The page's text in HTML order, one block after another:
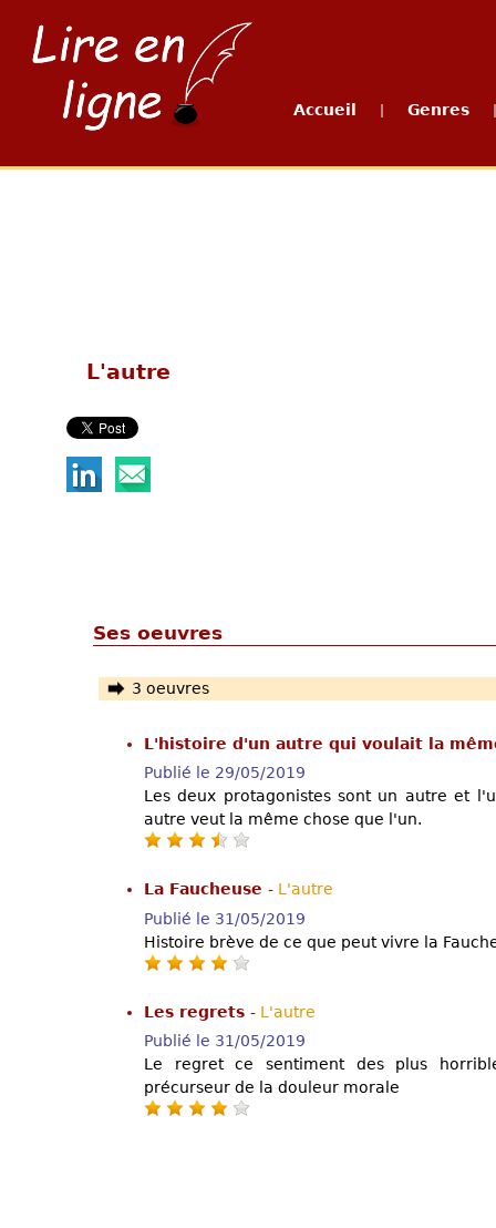
Accueil Genres
L'autre
Ses oeuvres
3 oeuvres
L'histoire d'un autre qui voulait la
Publié le 29/05/2019
Les deux protagonistes sont un autre et
autre veut la même chose que l'un.
La Faucheuse - L'autre
Publié le 31/05/2019
Histoire brève de ce que peut vivre la
Les regrets - L'autre
Publié le 31/05/2019
Le regret ce sentiment des plus
précurseur de la douleur morale